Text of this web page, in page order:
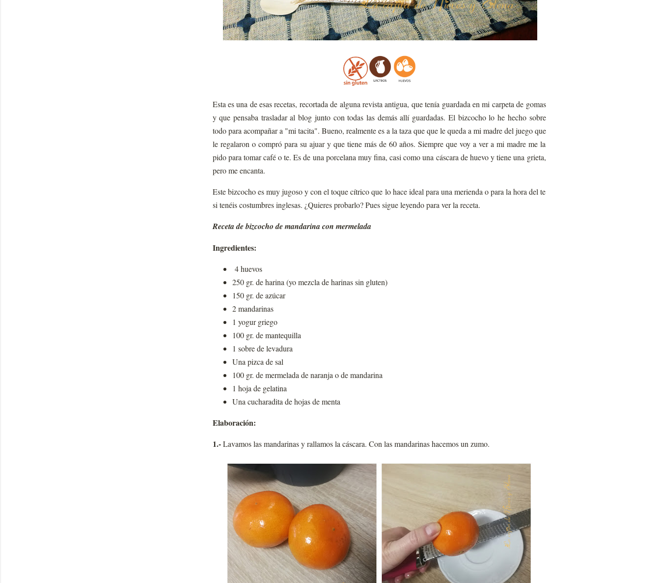
Esta es una de esas recetas, recortada de alguna revista antigua, que tenía guardada en mi carpeta de gomas
y que pensaba trasladar al blog junto con todas las demás allí guardadas. El bizcocho lo he hecho sobre
todo para acompañar a "mi tacita". Bueno, realmente es a la taza que que le queda a mi madre del juego que
le regalaron o compró para su ajuar y que tiene más de 60 años. Siempre que voy a ver a mi madre me la
pido para tomar café o te. Es de una porcelana muy fina, casi como una cáscara de huevo y tiene una grieta,
pero me encanta.
Este bizcocho es muy jugoso y con el toque cítrico que lo hace ideal para una merienda o para la hora del te
si tenéis costumbres inglesas. ¿Quieres probarlo? Pues sigue leyendo para ver la receta.
Receta de bizcocho de mandarina con mermelada
Ingredientes:
4 huevos
250 gr. de harina (yo mezcla de harinas sin gluten)
150 gr. de azúcar
2 mandarinas
1 yogur griego
100 gr. de mantequilla
1 sobre de levadura
Una pizca de sal
100 gr. de mermelada de naranja o de mandarina
1 hoja de gelatina
Una cucharadita de hojas de menta
Elaboración:
1.-Lavamos las mandarinas y rallamos la cáscara. Con las mandarinas hacemos un zumo.